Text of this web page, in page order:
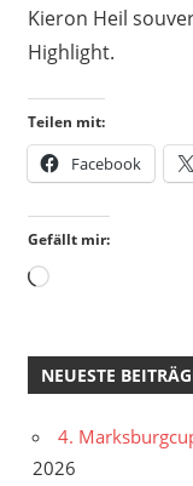
Kieron Heil
Highlight.
Teilen mit:
Facebook
Gefällt mir:
Wird
NEUESTE
4.
2026